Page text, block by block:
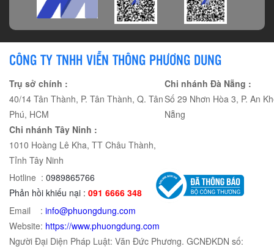
CÔNG TY TNHH VIỄN THÔNG PHƯƠNG DUNG
Trụ sở chính :
40/14 Tân Thành, P. Tân Thành, Q. Tân
Phú, HCM
Chi nhánh Đà Nẵng :
Số 29 Nhơn Hòa 3, P. An
Nẵng
Chi nhánh Tây Ninh :
1010 Hoàng Lê Kha, TT Châu Thành,
Tỉnh Tây Ninh
Hotline : 0989865766
Phản hồi khiếu nại : 091 6666 348
Email : info@phuongdung.com
Website: https://www.phuongdung.com
Người Đại Diện Pháp Luật: Văn Đức Phương. GCNĐKDN số: